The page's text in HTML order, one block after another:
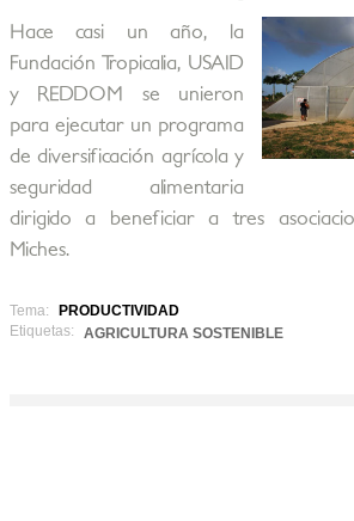
Hace casi un año, la
Fundación Tropicalia, USAID
y REDDOM se unieron
para ejecutar un programa
de diversificación agrícola y
seguridad alimentaria
dirigido a beneficiar a tres
Miches.
Tema:
PRODUCTIVIDAD
Etiquetas:
AGRICULTURA SOSTENIBLE